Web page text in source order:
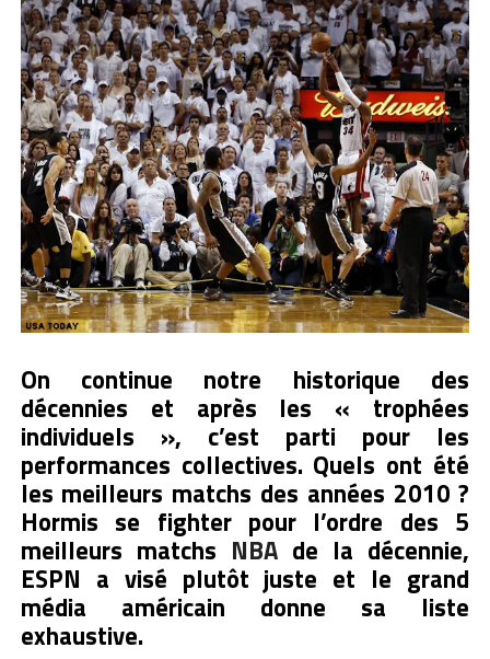
On continue notre historique des
décennies et après les « trophées
individuels », c’est parti pour les
performances collectives. Quels ont été
les meilleurs matchs des années 2010 ?
Hormis se fighter pour l’ordre des 5
meilleurs matchs NBAde la décennie,
ESPN a visé plutôt juste et le grand
média américain donne sa liste
exhaustive.